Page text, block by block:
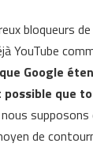
bloqueurs
YouTube
Google
que
de